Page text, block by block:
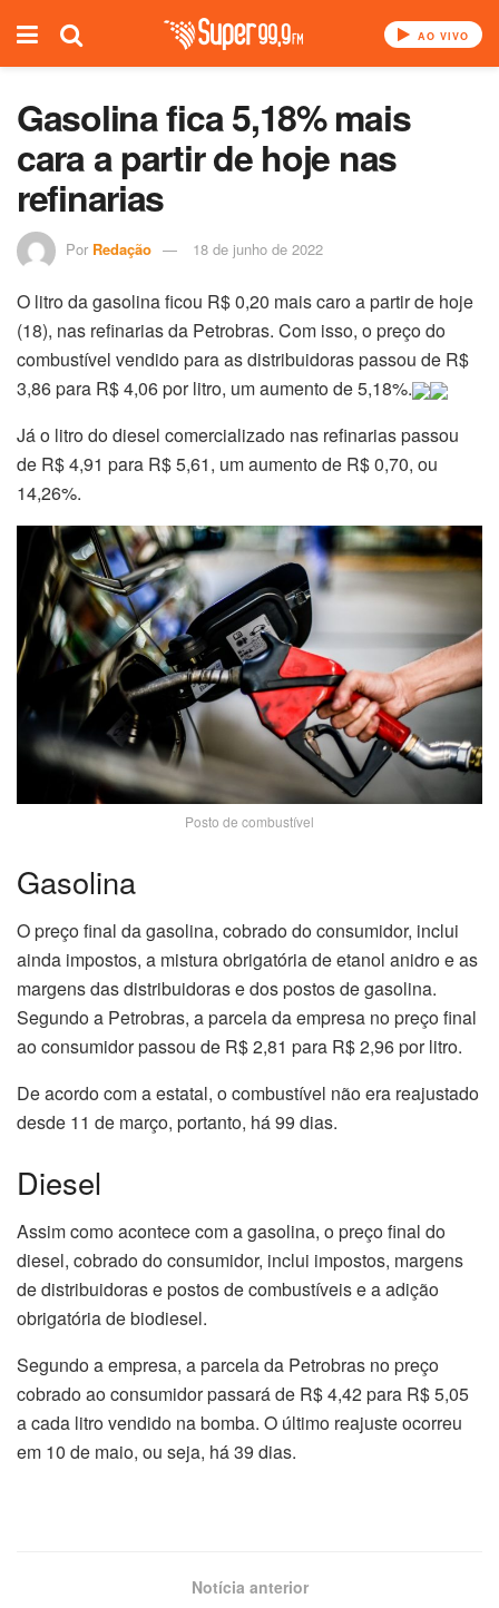
AO VIVO
Gasolina fica 5,18% mais
cara a partir de hoje nas
refinarias
Por Redação 18 de junho de 2022
O litro da gasolina ficou R$ 0,20 mais caro a partir de hoje
(18), nas refinarias da Petrobras. Com isso, o preço do
combustível vendido para as distribuidoras passou de R$
3,86 para R$ 4,06 por litro, um aumento de 5,18%.
Já o litro do diesel comercializado nas refinarias passou
de R$ 4,91 para R$ 5,61, um aumento de R$ 0,70, ou
14,26%.
Posto de combustível
Gasolina
O preço final da gasolina, cobrado do consumidor, inclui
ainda impostos, a mistura obrigatória de etanol anidro e as
margens das distribuidoras e dos postos de gasolina.
Segundo a Petrobras, a parcela da empresa no preço final
ao consumidor passou de R$ 2,81 para R$ 2,96 por litro.
De acordo com a estatal, o combustível não era reajustado
desde 11 de março, portanto, há 99 dias.
Diesel
Assim como acontece com a gasolina, o preço final do
diesel, cobrado do consumidor, inclui impostos, margens
de distribuidoras e postos de combustíveis e a adição
obrigatória de biodiesel.
Segundo a empresa, a parcela da Petrobras no preço
cobrado ao consumidor passará de R$ 4,42 para R$ 5,05
a cada litro vendido na bomba. O último reajuste ocorreu
em 10 de maio, ou seja, há 39 dias.
Notícia anterior